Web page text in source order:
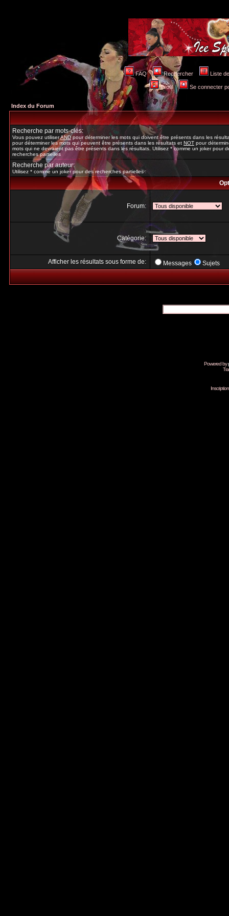
FAQ Rechercher Liste
Profil Se connecter
Index du Forum
Recherche par mots-clés:
Vous pouvez utiliserANDpour déterminer les mots qui doivent être présents dans les
pour déterminer les mots qui peuvent être présents dans les résultats etNOTpour
mots qui ne devraient pas être présents dans les résultats. Utilisez * comme un joker pour
recherches partielles
Recherche par auteur:
Utilisez * comme un joker pour des recherches partielles
Forum:
Catégorie:
Afficher les résultats sous forme de: Messages Sujets
Powered by